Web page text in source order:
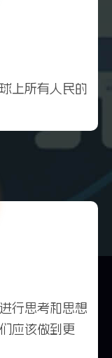
上所有人民的
行思考和思想
应该做到更